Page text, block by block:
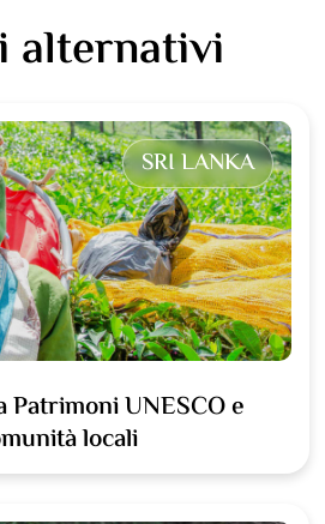
alternativi
SRI LANKA
Patrimoni UNESCO e
locali